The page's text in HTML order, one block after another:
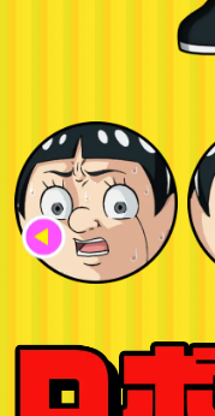
津田美波
M・A・O